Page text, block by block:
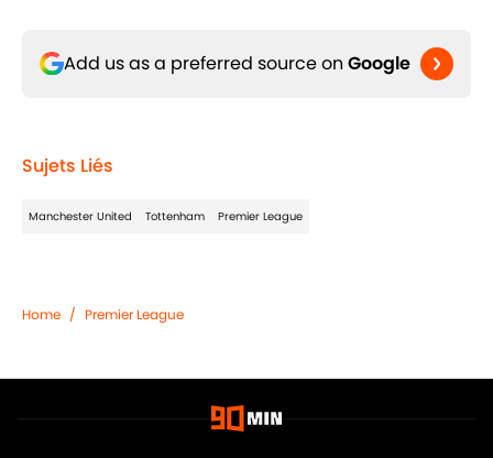
Add us as a preferred source on Google
Sujets Liés
Manchester United Tottenham Premier League
Home / Premier League